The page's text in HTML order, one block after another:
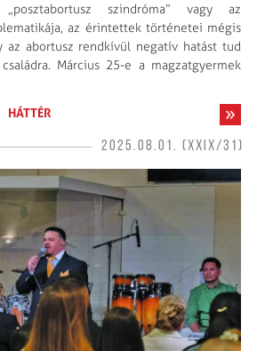
szindróma” vagy az
az érintettek történetei mégis
az abortusz rendkívül negatív hatást tud
Március 25-e a magzatgyermek
HÁTTÉR
2025.08.01. (XXIX/31)